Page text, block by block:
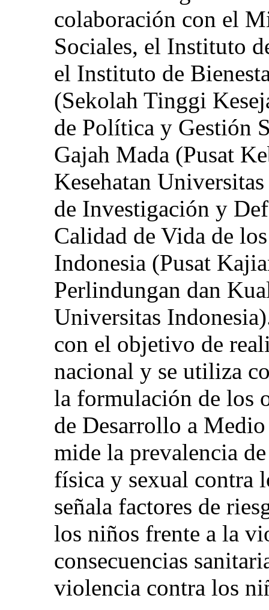
colaboración con el
Sociales, el Instituto
el Instituto de
(Sekolah Tinggi
de Política y Gestión
Gajah Mada (Pusat
Kesehatan
de Investigación y
Calidad de Vida de
Indonesia (Pusat
Perlindungan dan
Universitas
con el objetivo de
nacional y se utiliza
la formulación de los
de Desarrollo a
mide la prevalencia
física y sexual contra
señala factores de
los niños frente a la
consecuencias
violencia contra los